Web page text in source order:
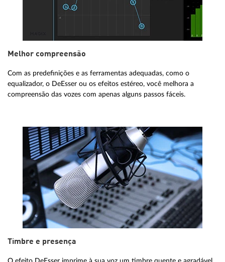
Melhor compreensão
Com as predefinições e as ferramentas adequadas, como o
equalizador, o DeEsser ou os efeitos estéreo, você melhora a
compreensão das vozes com apenas alguns passos fáceis.
Timbre e presença